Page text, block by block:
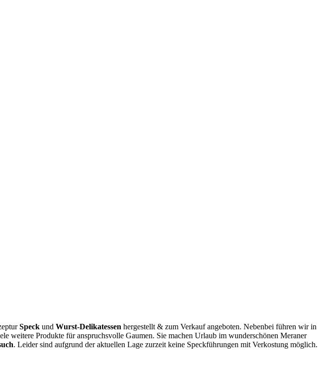
Speck und Wurst-Delikatessen hergestellt & zum Verkauf angeboten. Nebenbei führen wir in
weitere Produkte für anspruchsvolle Gaumen. Sie machen Urlaub im wunderschönen Meraner
. Leider sind aufgrund der aktuellen Lage zurzeit keine Speckführungen mit Verkostung möglich.